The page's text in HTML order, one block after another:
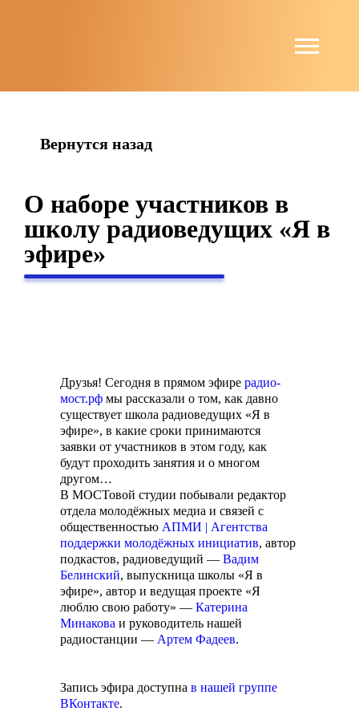
Вернутся назад
О наборе участников в
школу радиоведущих «Я в
эфире»
Друзья! Сегодня в прямом эфире радио-
мост.рф мы рассказали о том, как давно
существует школа радиоведущих «Я в
эфире», в какие сроки принимаются
заявки от участников в этом году, как
будут проходить занятия и о многом
другом…
В МОСТовой студии побывали редактор
отдела молодёжных медиа и связей с
общественностью АПМИ | Агентства
поддержки молодёжных инициатив, автор
подкастов, радиоведущий — Вадим
Белинский, выпускница школы «Я в
эфире», автор и ведущая проекте «Я
люблю свою работу» — Катерина
Минакова и руководитель нашей
радиостанции — Артем Фадеев.
Запись эфира доступна в нашей группе
ВКонтакте.